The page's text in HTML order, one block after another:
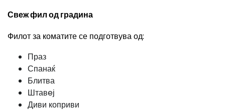
Свеж фил од градина
Филот за коматите се подготвува од:
Праз
Спанаќ
Блитва
Штавeј
Диви коприви